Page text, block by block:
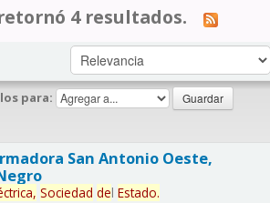
4 resultados.
para:
San Antonio Oeste,
Sociedad del Estado.